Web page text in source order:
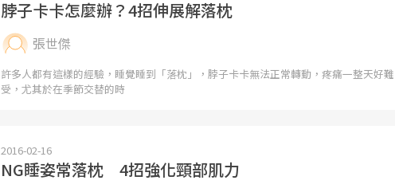
脖子卡卡怎麼辦？4招伸展解落枕
張世傑
許多人都有這樣的經驗，睡覺睡到「落枕」，脖子卡卡無法正常轉動，疼痛一整天好難
受，尤其於在季節交替的時
2016-02-16
NG睡姿常落枕 4招強化頸部肌力